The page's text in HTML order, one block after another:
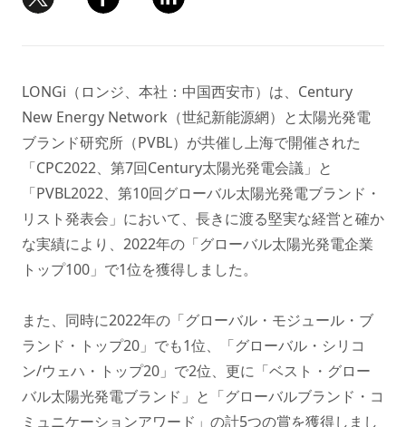
LONGi（ロンジ、本社：中国西安市）は、Century
New Energy Network（世紀新能源網）と太陽光発電
ブランド研究所（PVBL）が共催し上海で開催された
「CPC2022、第7回Century太陽光発電会議」と
「PVBL2022、第10回グローバル太陽光発電ブランド・
リスト発表会」において、長きに渡る堅実な経営と確か
な実績により、2022年の「グローバル太陽光発電企業
トップ100」で1位を獲得しました。
また、同時に2022年の「グローバル・モジュール・ブ
ランド・トップ20」でも1位、「グローバル・シリコ
ン/ウェハ・トップ20」で2位、更に「ベスト・グロー
バル太陽光発電ブランド」と「グローバルブランド・コ
ミュニケーションアワード」の計5つの賞を獲得しまし